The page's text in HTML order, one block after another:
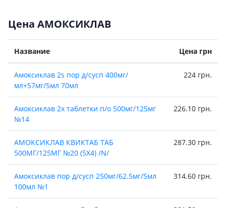
Цена АМОКСИКЛАВ
Название Цена грн
Амоксиклав 2s пор д/сусп 400мг/
мл+57мг/5мл 70мл
224 грн.
Амоксиклав 2х таблетки п/о 500мг/125мг
№14
226.10 грн.
АМОКСИКЛАВ КВИКТАБ ТАБ
500МГ/125МГ №20 (5Х4) /N/
287.30 грн.
Амоксиклав пор д/сусп 250мг/62.5мг/5мл
100мл №1
314.60 грн.